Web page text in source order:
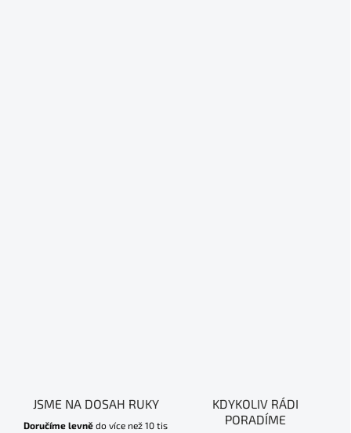
JSME NA DOSAH RUKY
Doručíme levně do více než 10 tis
KDYKOLIV RÁDI
PORADÍME